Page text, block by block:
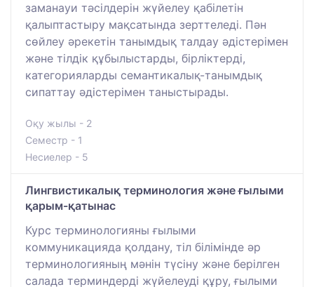
заманауи тәсілдерін жүйелеу қабілетін
қалыптастыру мақсатында зерттеледі. Пән
сөйлеу әрекетін танымдық талдау әдістерімен
және тілдік құбылыстарды, бірліктерді,
категорияларды семантикалық-танымдық
сипаттау әдістерімен таныстырады.
Оқу жылы - 2
Семестр - 1
Несиелер - 5
Лингвистикалық терминология және ғылыми
қарым-қатынас
Курс терминологияны ғылыми
коммуникацияда қолдану, тіл білімінде әр
терминологияның мәнін түсіну және берілген
салада терминдерді жүйелеуді құру, ғылыми